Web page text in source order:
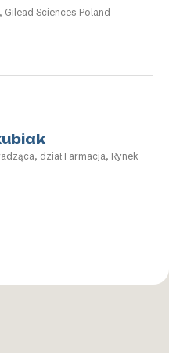
Gilead Sciences Poland
dział Farmacja, Rynek